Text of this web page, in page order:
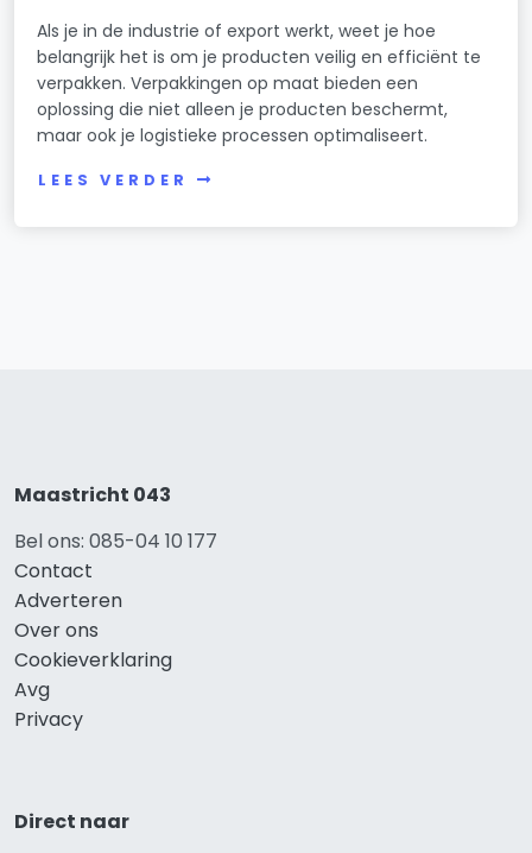
Als je in de industrie of export werkt, weet je hoe
belangrijk het is om je producten veilig en efficiënt te
verpakken. Verpakkingen op maat bieden een
oplossing die niet alleen je producten beschermt,
maar ook je logistieke processen optimaliseert.
LEES VERDER
Maastricht 043
Bel ons: 085-04 10 177
Contact
Adverteren
Over ons
Cookieverklaring
Avg
Privacy
Direct naar